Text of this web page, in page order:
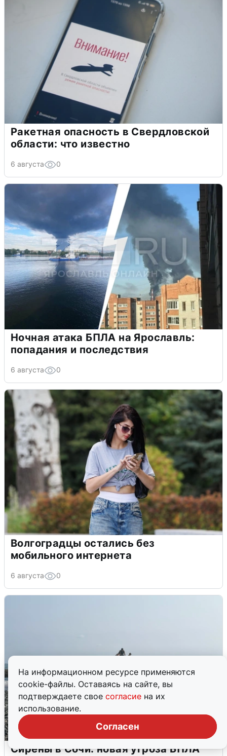
На информационном ресурсе применяются
cookie-файлы. Оставаясь на сайте, вы
подтверждаете свое согласие на их
использование.
Согласен
Ракетная опасность в Свердловской
области: что известно
6 августа 0
Ночная атака БПЛА на Ярославль:
попадания и последствия
6 августа 0
Волгоградцы остались без
мобильного интернета
6 августа 0
Сирены в Сочи: новая угроза БПЛА